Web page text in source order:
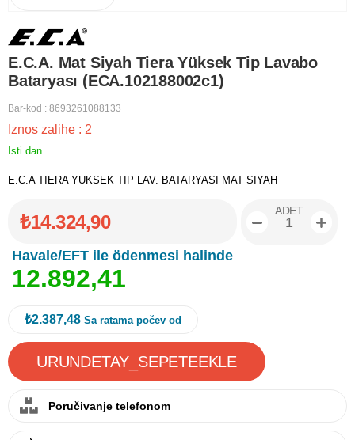
E.C.A. Mat Siyah Tiera Yüksek Tip Lavabo
Bataryası (ECA.102188002c1)
Bar-kod : 8693261088133
Iznos zalihe : 2
Isti dan
E.C.A TIERA YUKSEK TIP LAV. BATARYASI MAT SIYAH
₺14.324,90
Havale/EFT ile ödenmesi halinde
12.892,41
ADET
₺2.387,48 Sa ratama počev od
Poručivanje telefonom